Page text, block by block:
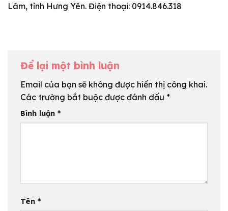
Lâm, tỉnh Hưng Yên. Điện thoại: 0914.846.318
Để lại một bình luận
Email của bạn sẽ không được hiển thị công khai.
Các trường bắt buộc được đánh dấu *
Bình luận *
Tên *